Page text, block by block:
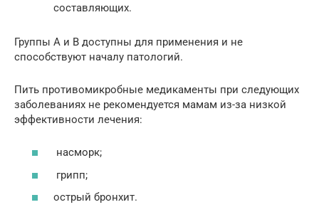
составляющих.
Группы A и B доступны для применения и не
способствуют началу патологий.
Пить противомикробные медикаменты при следующих
заболеваниях не рекомендуется мамам из-за низкой
эффективности лечения:
насморк;
грипп;
острый бронхит.